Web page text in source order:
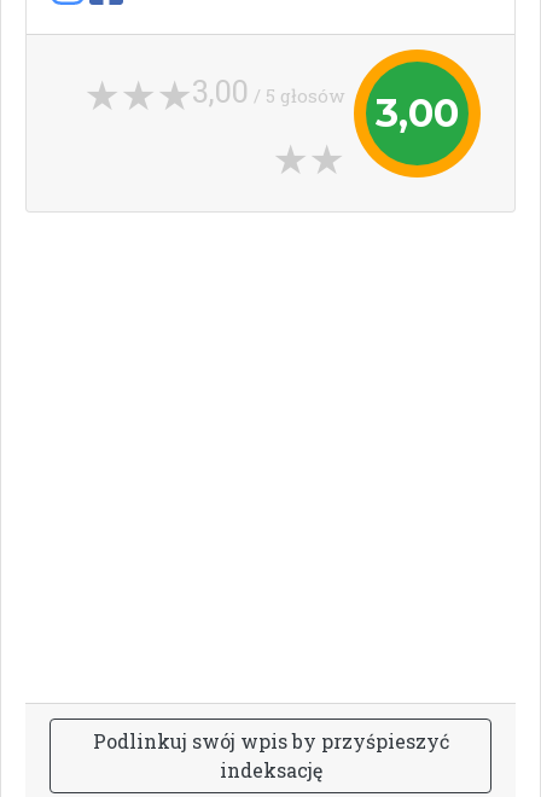
3,00
3,00 / 5 głosów
Podlinkuj swój wpisby przyśpieszyć
indeksację